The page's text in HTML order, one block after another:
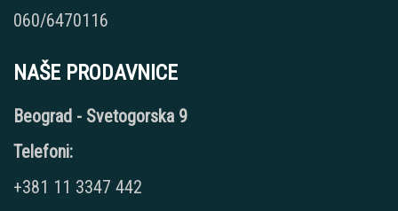
060/6470116
NAŠE PRODAVNICE
Beograd - Svetogorska 9
Telefoni:
+381 11 3347 442